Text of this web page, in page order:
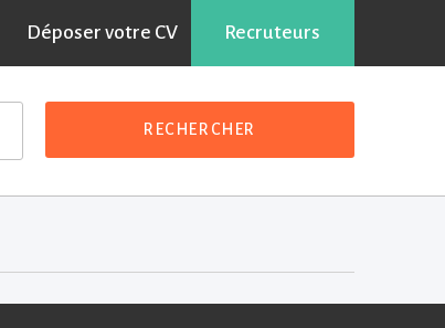
Déposer votre CV Recruteurs
RECHERCHER